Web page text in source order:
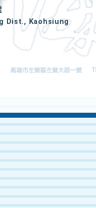
Dist., Kaohsiung